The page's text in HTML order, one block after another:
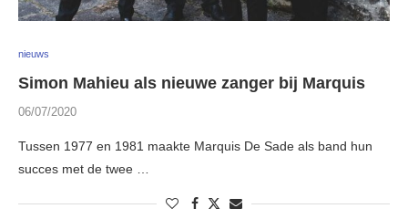
nieuws
Simon Mahieu als nieuwe zanger bij Marquis
06/07/2020
Tussen 1977 en 1981 maakte Marquis De Sade als band hun
succes met de twee …